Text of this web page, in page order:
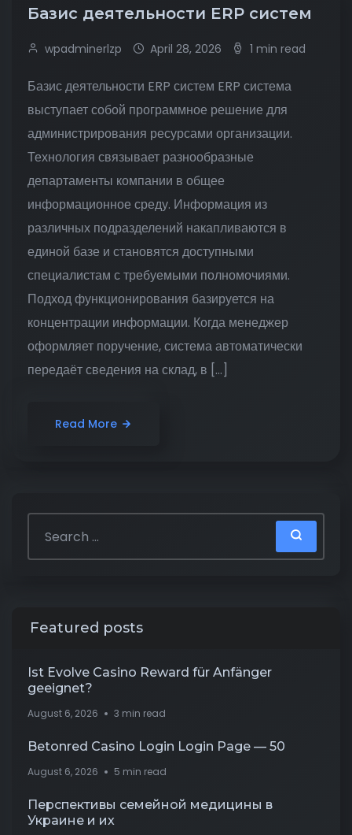
Базис деятельности ERP систем
wpadminerlzp April 28, 2026 1 min read
Базис деятельности ERP систем ERP система
выступает собой программное решение для
администрирования ресурсами организации.
Технология связывает разнообразные
департаменты компании в общее
информационное среду. Информация из
различных подразделений накапливаются в
единой базе и становятся доступными
специалистам с требуемыми полномочиями.
Подход функционирования базируется на
концентрации информации. Когда менеджер
оформляет поручение, система автоматически
передаёт сведения на склад, в […]
Read More
Featured posts
Ist Evolve Casino Reward für Anfänger
geeignet?
August 6, 2026 3 min read
Betonred Casino Login Login Page — 50
August 6, 2026 5 min read
Перспективы семейной медицины в
Украине и их